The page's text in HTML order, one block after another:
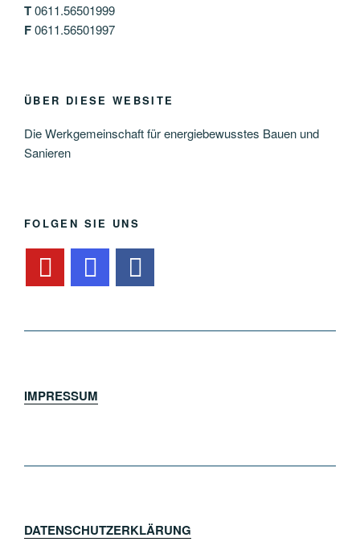
T0611.56501999
F0611.56501997
ÜBER DIESE WEBSITE
Die Werkgemeinschaft für energiebewusstes Bauen und
Sanieren
FOLGEN SIE UNS
IMPRESSUM
DATENSCHUTZERKLÄRUNG